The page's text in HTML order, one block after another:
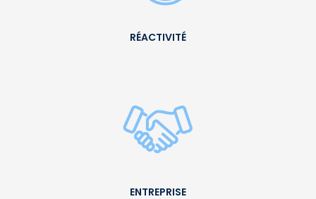
RÉACTIVITÉ
ENTREPRISE